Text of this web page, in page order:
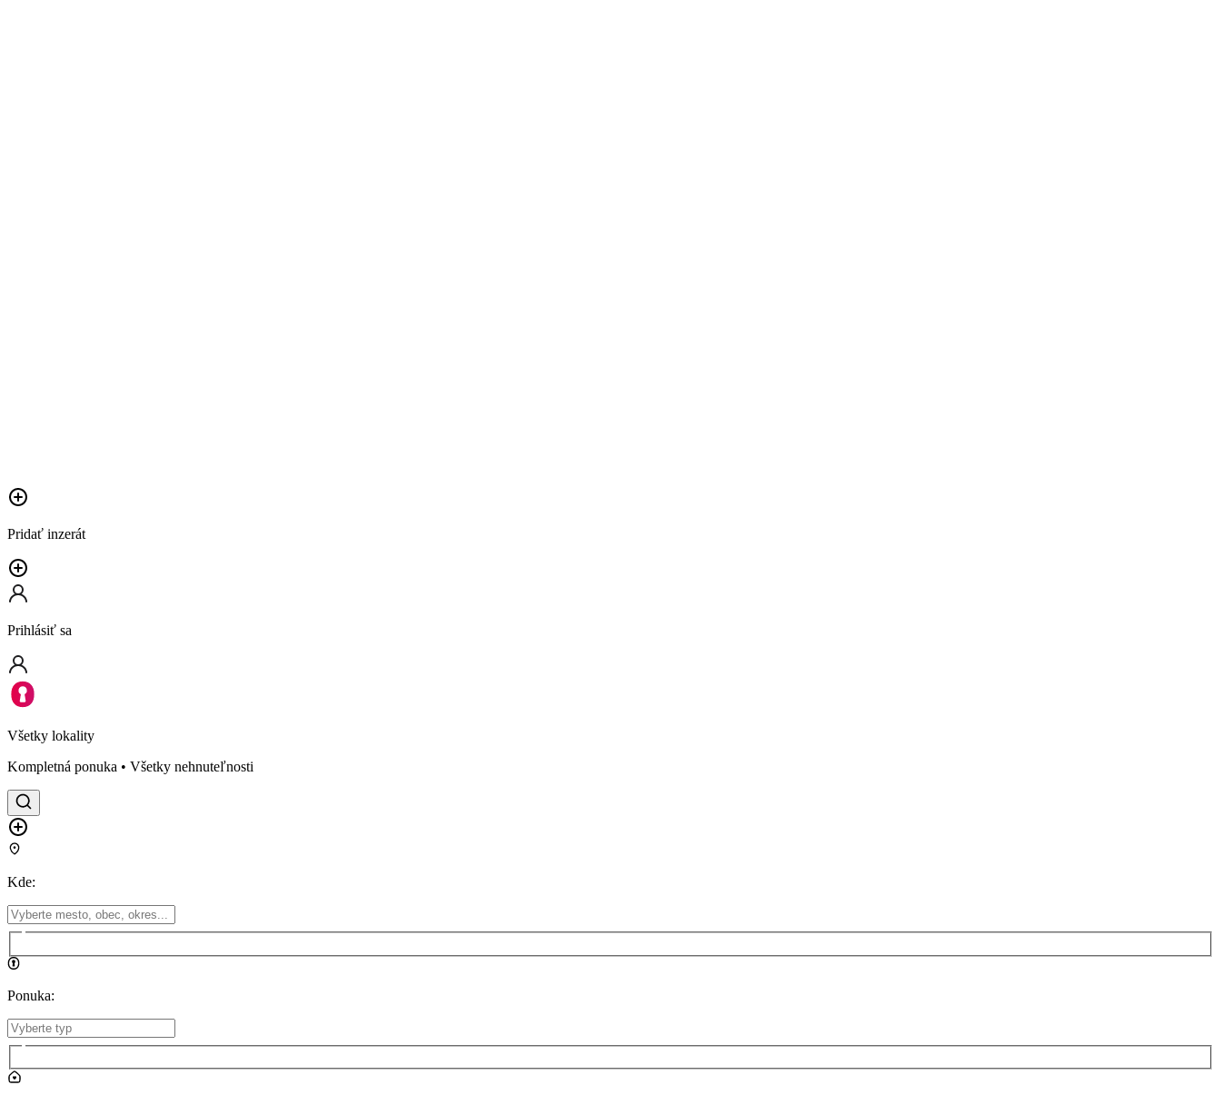
Pridať inzerát
Prihlásiť sa
Všetky lokality
Kompletná ponuka • Všetky nehnuteľnosti
Kde:
Ponuka: